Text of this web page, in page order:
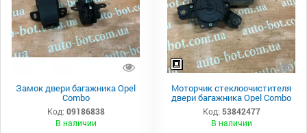
Замок двери багажника Opel
Combo
Код: 09186838
В наличии
Моторчик стеклоочистителя
двери багажника Opel Combo
Код: 53842477
В наличии